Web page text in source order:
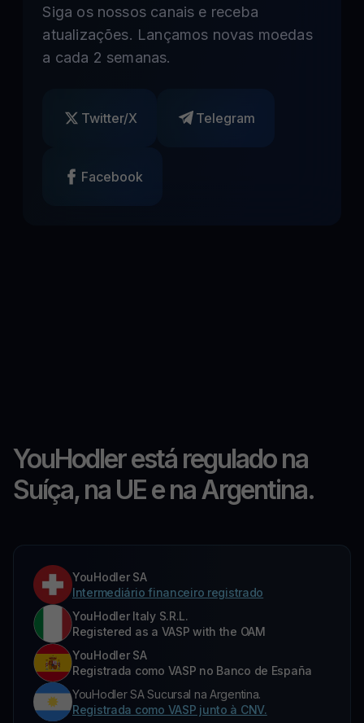
Siga os nossos canais e receba
atualizações. Lançamos novas moedas
a cada 2 semanas.
Twitter/X Telegram
Facebook
YouHodler está regulado na
Suíça, na UE e na Argentina.
YouHodler SA
Intermediário financeiro registrado
YouHodler Italy S.R.L.
Registered as a VASP with the OAM
YouHodler SA
Registrada como VASP no Banco de España
YouHodler SA Sucursal na Argentina.
Registrada como VASP junto à CNV.